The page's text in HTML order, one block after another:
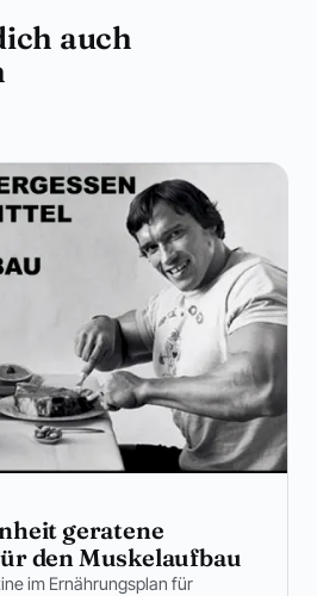
auch
geratene
den Muskelaufbau
im Ernährungsplan für